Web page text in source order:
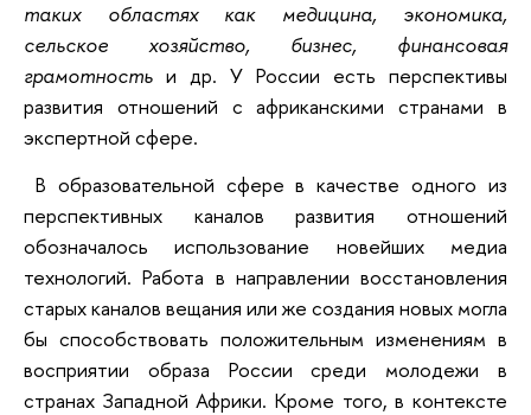
таких областях как медицина, экономика,
сельское хозяйство, бизнес, финансовая
грамотность и др. У России есть перспективы
развития отношений с африканскими странами в
экспертной сфере.
В образовательной сфере в качестве одного из
перспективных каналов развития отношений
обозначалось использование новейших медиа
технологий. Работа в направлении восстановления
старых каналов вещания или же создания новых могла
бы способствовать положительным изменениям в
восприятии образа России среди молодежи в
странах Западной Африки. Кроме того, в контексте